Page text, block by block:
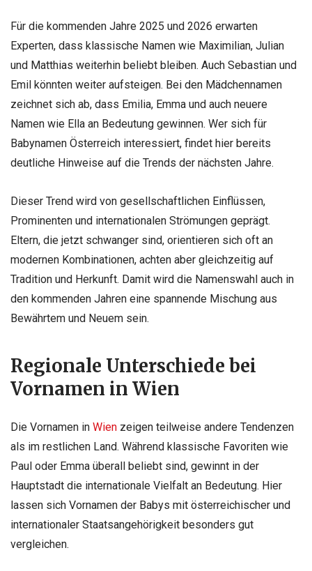
Für die kommenden Jahre 2025 und 2026 erwarten
Experten, dass klassische Namen wie Maximilian, Julian
und Matthias weiterhin beliebt bleiben. Auch Sebastian und
Emil könnten weiter aufsteigen. Bei den Mädchennamen
zeichnet sich ab, dass Emilia, Emma und auch neuere
Namen wie Ella an Bedeutung gewinnen. Wer sich für
Babynamen Österreich interessiert, findet hier bereits
deutliche Hinweise auf die Trends der nächsten Jahre.
Dieser Trend wird von gesellschaftlichen Einflüssen,
Prominenten und internationalen Strömungen geprägt.
Eltern, die jetzt schwanger sind, orientieren sich oft an
modernen Kombinationen, achten aber gleichzeitig auf
Tradition und Herkunft. Damit wird die Namenswahl auch in
den kommenden Jahren eine spannende Mischung aus
Bewährtem und Neuem sein.
Regionale Unterschiede bei
Vornamen in Wien
Die Vornamen in Wien zeigen teilweise andere Tendenzen
als im restlichen Land. Während klassische Favoriten wie
Paul oder Emma überall beliebt sind, gewinnt in der
Hauptstadt die internationale Vielfalt an Bedeutung. Hier
lassen sich Vornamen der Babys mit österreichischer und
internationaler Staatsangehörigkeit besonders gut
vergleichen.